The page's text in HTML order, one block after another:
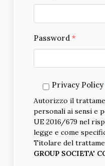
Password *
Privacy Policy
Autorizzo il
personali ai sensi e
UE 2016/679 nel
legge e come
Titolare del
GROUP SOCIETA'